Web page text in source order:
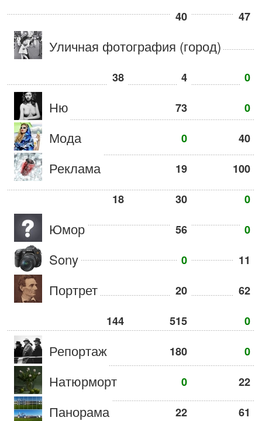
47
40
Уличная фотография (город)
0
4
38
Ню 0
73
40
Мода
0
100
19
Реклама
0
30
18
Юмор 0
56
11
Sony
0
62
20
Портрет
0
515
144
Репортаж 0
180
22
Натюрморт
0
61
22
Панорама